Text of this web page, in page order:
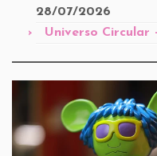
28/07/2026
Universo Circular